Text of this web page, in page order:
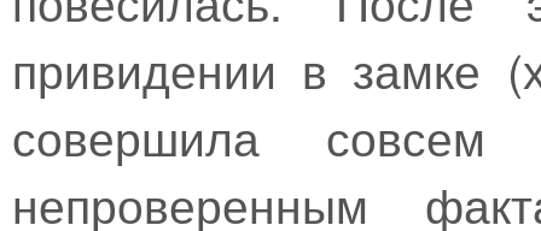
привидении в замке
совершила
непроверенным